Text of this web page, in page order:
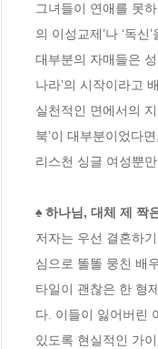
그녀들이 연애를 못
의 이성교제’나 ‘독
대부분의 자매들은
나라’의 시작이라고
실천적인 면에서의
북’이 대부분이었다
리스천 싱글 여성뿐
♠ 하나님, 대체 제 짝
저자는 우선 결혼하
심으로 똘똘 뭉친 배
타일이 괜찮은 한 형
다. 이들이 잃어버린
있도록 현실적인 가